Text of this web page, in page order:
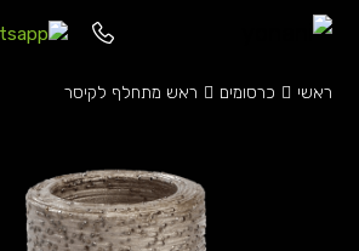
ראשי כרסומים ראש מתחלף לקיסר